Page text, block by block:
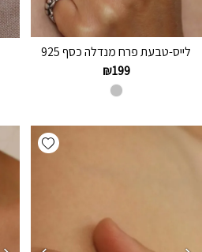
לייס-טבעת פרח מנדלה כסף 925
₪199
Add wishlist